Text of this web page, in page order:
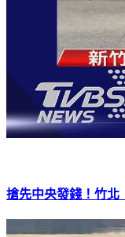
搶先中央發錢！竹北